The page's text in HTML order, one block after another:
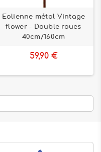
Eolienne métal Vintage
flower - Double roues
40cm/160cm
59,90 €